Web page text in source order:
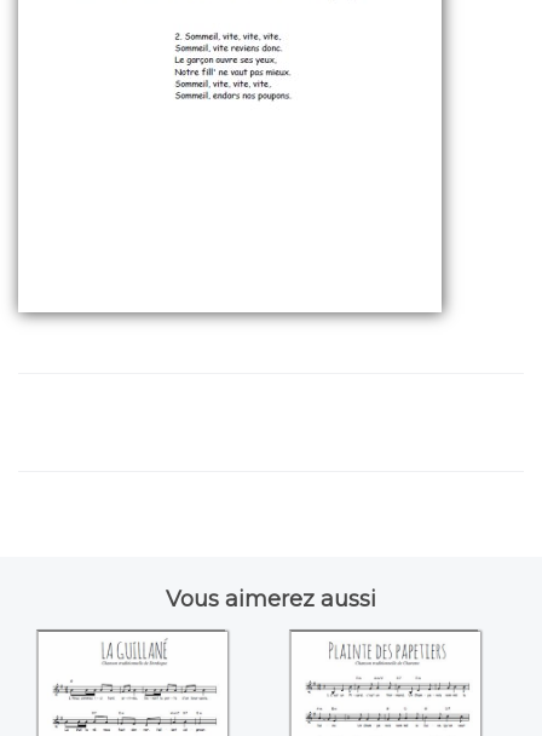
Vous aimerez aussi
La guillane
Plainte des